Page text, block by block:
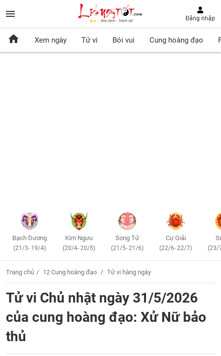
Đăng nhập
Xem ngày Tử vi Bói vui Cung hoàng đạo
Bạch Dương
(21/3- 19/4)
Kim Ngưu
(20/4- 20/5)
Song Tử
(21/5- 21/6)
Cự Giải
(22/6- 22/7) (23/
Trang chủ 12 Cung hoàng đạo Tử vi hàng ngày
Tử vi Chủ nhật ngày 31/5/2026
của cung hoàng đạo: Xử Nữ bảo
thủ